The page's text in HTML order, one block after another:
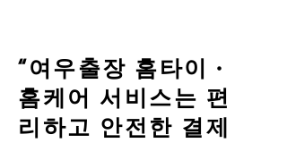
“여우출장 홈타이 ·
홈케어 서비스는 편
리하고 안전한 결제